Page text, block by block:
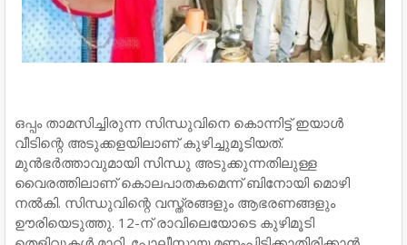
ഒപ്പം താമസിച്ചിരുന്ന സിന്ധുവിനെ കൊന്നിട്ട് ഇയാള്‍
വീടിന്റെ അടുക്കളയിലാണ് കുഴിച്ചുമൂടിയത്.
മുന്‍ഭര്‍ത്താവുമായി സിന്ധു അടുക്കുന്നതിലുള്ള
വൈരത്തിലാണ് കൊലപാതകമെന്ന് ബിനോയി മൊഴി
നല്‍കി. സിന്ധുവിന്റെ വസ്ത്രങ്ങളും ആഭരണങ്ങളും
ഊരിയെടുത്തു. 12-ന് രാവിലെയോടെ കുഴിമൂടി